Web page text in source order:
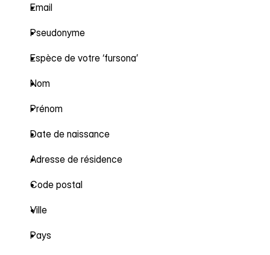
Email
Pseudonyme
Espèce de votre ‘fursona’
Nom
Prénom
Date de naissance
Adresse de résidence
Code postal
Ville
Pays